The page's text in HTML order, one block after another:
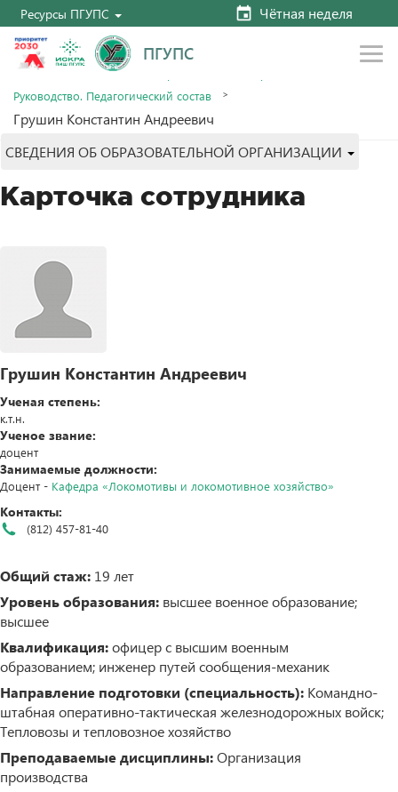
Ресурсы ПГУПС Чётная неделя
ПГУПС
Главная
Сведения об образовательной организации
Руководство. Педагогический состав
Грушин Константин Андреевич
СВЕДЕНИЯ ОБ ОБРАЗОВАТЕЛЬНОЙ ОРГАНИЗАЦИИ
Карточка сотрудника
Грушин Константин Андреевич
Ученая степень:
к.т.н.
Ученое звание:
доцент
Занимаемые должности:
Доцент - Кафедра «Локомотивы и локомотивное хозяйство»
Контакты:
(812) 457-81-40
Общий стаж: 19 лет
Уровень образования: высшее военное образование;
высшее
Квалификация:офицер с высшим военным
образованием; инженер путей сообщения-механик
Направление подготовки (специальность): Командно-
штабная оперативно-тактическая железнодорожных войск;
Тепловозы и тепловозное хозяйство
Преподаваемые дисциплины:Организация
производства